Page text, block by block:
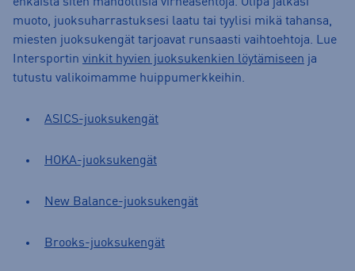
muoto, juoksuharrastuksesi laatu tai tyylisi mikä tahansa,
miesten juoksukengät tarjoavat runsaasti vaihtoehtoja. Lue
Intersportin vinkit hyvien juoksukenkien löytämiseen ja
tutustu valikoimamme huippumerkkeihin.
ASICS-juoksukengät
HOKA-juoksukengät
New Balance-juoksukengät
Brooks-juoksukengät